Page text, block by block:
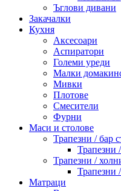
Ъглови дивани
Закачалки
Кухня
Аксесоари
Аспиратори
Големи уреди
Малки
Мивки
Плотове
Смесители
Фурни
Маси и столове
Трапезни / бар
Трапезни
Трапезни /
Трапезни
Матраци